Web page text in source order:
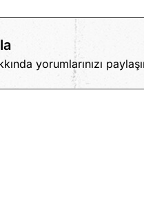
yorumlarınızı